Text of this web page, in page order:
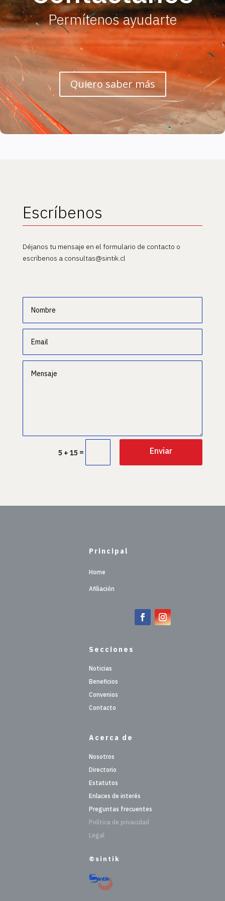
Permítenos ayudarte
Quiero saber más
Escríbenos
Déjanos tu mensaje en el formulario de contacto o
escríbenos a consultas@sintik.cl
5 + 15 = Enviar
Principal
Home
Afiliación
Secciones
Noticias
Beneficios
Convenios
Contacto
Acerca de
Nosotros
Directorio
Estatutos
Enlaces de interés
Preguntas frecuentes
Política de privacidad
Legal
©sintik